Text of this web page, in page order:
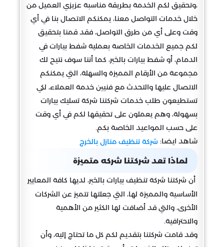
،وتحقيق لكم الخدمة بطريقة مناسبة عزيزي العميل من
خلال خدمات التواصل معنا، يمكنكم الاتصال بنا في أي
وقت وعلى أي من طرق التواصل، فقد قمنا بتحقيق
لكم جميع الخدمات الخاصة بعملية شفط بيارات في
الدمام، أو شفط بيارات بالخبر، كما أننا سوف نتيح لك
مجموعة من الأرقام المميزة والسهلة، التي يمكنكم
الاتصال عليها والتحدث مع فنيين خدمة العملاء، لكي
تستطيعون طلب خدمات شركتنا شركة تسليك بيارات
بسهولة، وهم يعملون على تحقيقها لكم في أي وقت
على حسب المواعيد الخاصة بكم.
شاهد ايضا: شركة تنظيف منازل بالخرج
لماذا تعد شركتنا شركه متميزة
أن شركتنا شركة تنظيف بيارات بالخبر، لديها كافة المعايير
الأساسية والمميزة لها، التي جعلتها تتميز عن الشركات
الأخرى، والتي قد أضافت لها الكثير من الأهمية
والاحترافية.
وقد قامت شركتنا بتقديم لكم كل ما تحتاج إليه، وأن